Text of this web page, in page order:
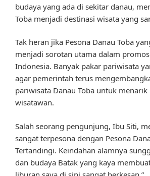
budaya yang ada di sekitar danau,
Toba menjadi destinasi wisata yang
Tak heran jika Pesona Danau Toba
menjadi sorotan utama dalam
Indonesia. Banyak pakar pariwisata
agar pemerintah terus
pariwisata Danau Toba untuk
wisatawan.
Salah seorang pengunjung, Ibu Siti,
sangat terpesona dengan Pesona
Tertandingi. Keindahan alamnya
dan budaya Batak yang kaya